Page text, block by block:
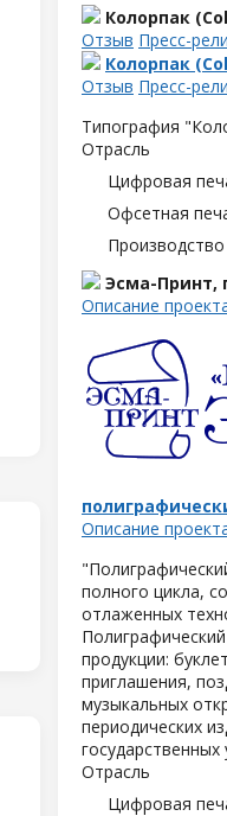
Колорпак
Отзыв Пресс-
Колорпак
Отзыв Пресс-
Типография
Отрасль
Цифровая
Офсетная
Эсма-Принт,
Описание
Описание
полного цикла,
отлаженных
продукции:
приглашения,
музыкальных
периодических
Отрасль
Цифровая